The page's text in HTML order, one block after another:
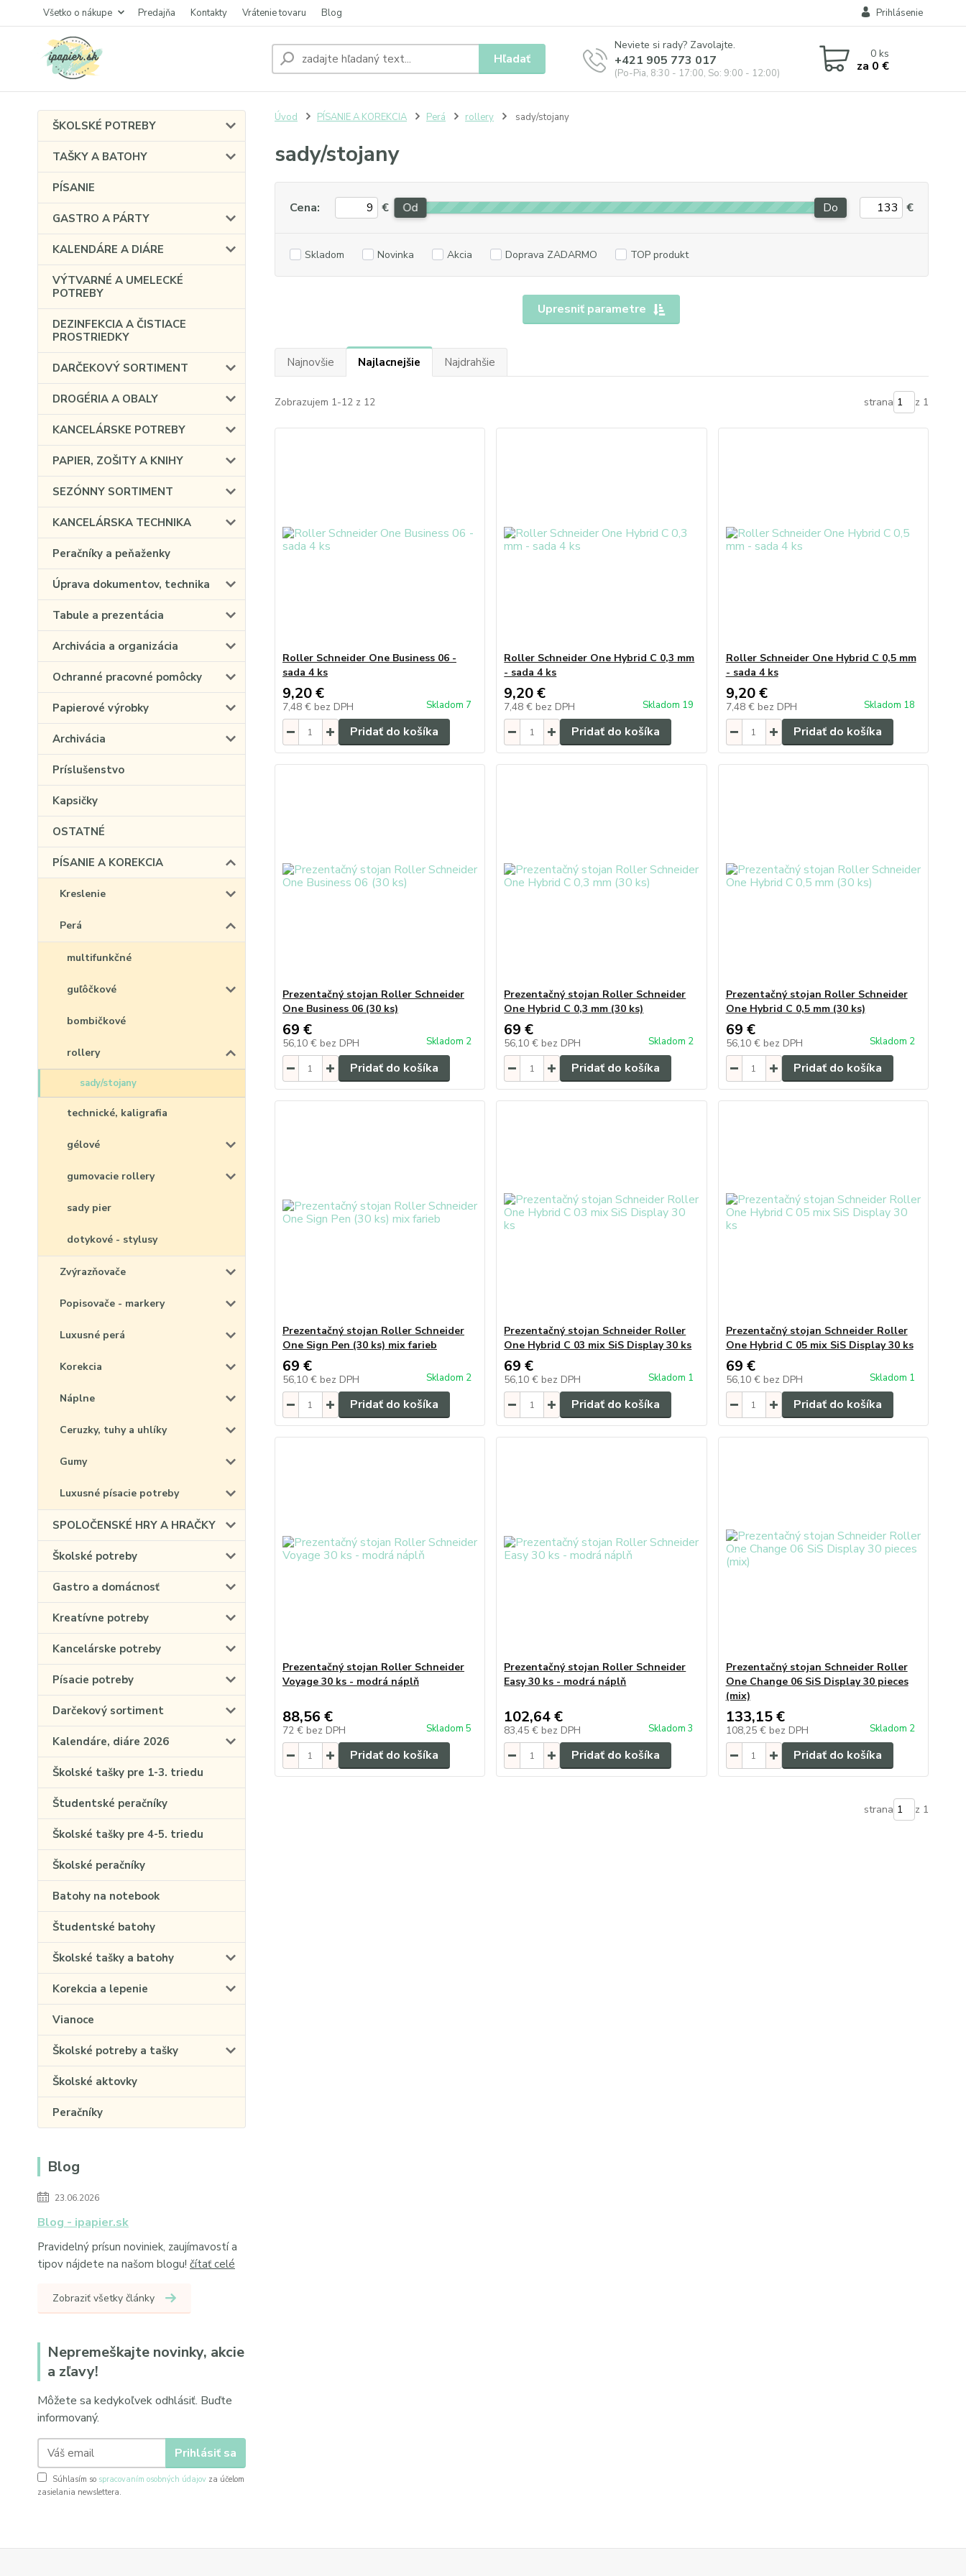
Všetko o nákupe Predajňa Kontakty Vrátenie tovaru Blog Prihlásenie
Hľadať
Neviete si rady? Zavolajte.
+421 905 773 017
(Po-Pia, 8:30 - 17:00, So: 9:00 - 12:00)
0ks
za 0 €
ŠKOLSKÉ POTREBY
TAŠKY A BATOHY
PÍSANIE
GASTRO A PÁRTY
KALENDÁRE A DIÁRE
VÝTVARNÉ A UMELECKÉ
POTREBY
DEZINFEKCIA A ČISTIACE
PROSTRIEDKY
DARČEKOVÝ SORTIMENT
DROGÉRIA A OBALY
KANCELÁRSKE POTREBY
PAPIER, ZOŠITY A KNIHY
SEZÓNNY SORTIMENT
KANCELÁRSKA TECHNIKA
Peračníky a peňaženky
Úprava dokumentov, technika
Tabule a prezentácia
Archivácia a organizácia
Ochranné pracovné pomôcky
Papierové výrobky
Archivácia
Príslušenstvo
Kapsičky
OSTATNÉ
PÍSANIE A KOREKCIA
Kreslenie
Perá
multifunkčné
guľôčkové
bombičkové
rollery
sady/stojany
technické, kaligrafia
gélové
gumovacie rollery
sady pier
dotykové - stylusy
Zvýrazňovače
Popisovače - markery
Luxusné perá
Korekcia
Náplne
Ceruzky, tuhy a uhlíky
Gumy
Luxusné písacie potreby
SPOLOČENSKÉ HRY A HRAČKY
Školské potreby
Gastro a domácnosť
Kreatívne potreby
Kancelárske potreby
Písacie potreby
Darčekový sortiment
Kalendáre, diáre 2026
Školské tašky pre 1-3. triedu
Študentské peračníky
Školské tašky pre 4-5. triedu
Školské peračníky
Batohy na notebook
Študentské batohy
Školské tašky a batohy
Korekcia a lepenie
Vianoce
Školské potreby a tašky
Školské aktovky
Peračníky
Blog
23.06.2026
Blog - ipapier.sk
Pravidelný prísun noviniek, zaujímavostí a
tipov nájdete na našom blogu! čítať celé
Zobraziť všetky články
Nepremeškajte novinky, akcie
a zľavy!
Môžete sa kedykoľvek odhlásiť. Buďte
informovaný.
Prihlásiť sa
Súhlasím so spracovaním osobných údajov za účelom
zasielania newslettera.
Úvod PÍSANIE A KOREKCIA Perá rollery sady/stojany
sady/stojany
Upresniť parametre
Cena: € Od Do €
Skladom Novinka Akcia Doprava ZADARMO TOP produkt
Najnovšie Najlacnejšie Najdrahšie
Zobrazujem 1-12 z 12 strana z 1
Roller Schneider One Business 06 -
sada 4 ks
9,20 €
7,48 € bez DPH Skladom 7
Pridať do košíka
Roller Schneider One Hybrid C 0,3 mm
- sada 4 ks
9,20 €
7,48 € bez DPH Skladom 19
Pridať do košíka
Roller Schneider One Hybrid C 0,5 mm
- sada 4 ks
9,20 €
7,48 € bez DPH Skladom 18
Pridať do košíka
Prezentačný stojan Roller Schneider
One Business 06 (30 ks)
69 €
56,10 € bez DPH Skladom 2
Pridať do košíka
Prezentačný stojan Roller Schneider
One Hybrid C 0,3 mm (30 ks)
69 €
56,10 € bez DPH Skladom 2
Pridať do košíka
Prezentačný stojan Roller Schneider
One Hybrid C 0,5 mm (30 ks)
69 €
56,10 € bez DPH Skladom 2
Pridať do košíka
Prezentačný stojan Roller Schneider
One Sign Pen (30 ks) mix farieb
69 €
56,10 € bez DPH Skladom 2
Pridať do košíka
Prezentačný stojan Schneider Roller
One Hybrid C 03 mix SiS Display 30 ks
69 €
56,10 € bez DPH Skladom 1
Pridať do košíka
Prezentačný stojan Schneider Roller
One Hybrid C 05 mix SiS Display 30 ks
69 €
56,10 € bez DPH Skladom 1
Pridať do košíka
Prezentačný stojan Roller Schneider
Voyage 30 ks - modrá náplň
88,56 €
72 € bez DPH Skladom 5
Pridať do košíka
Prezentačný stojan Roller Schneider
Easy 30 ks - modrá náplň
102,64 €
83,45 € bez DPH Skladom 3
Pridať do košíka
Prezentačný stojan Schneider Roller
One Change 06 SiS Display 30 pieces
(mix)
133,15 €
108,25 € bez DPH Skladom 2
Pridať do košíka
strana z 1